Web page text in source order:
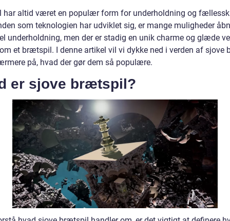
har altid været en populær form for underholdning og
som teknologien har udviklet sig, er mange muligheder
underholdning, men der er stadig en unik charme og glæde
et brætspil. I denne artikel vil vi dykke ned i verden af sjove
på, hvad der gør dem så populære.
er sjove brætspil?